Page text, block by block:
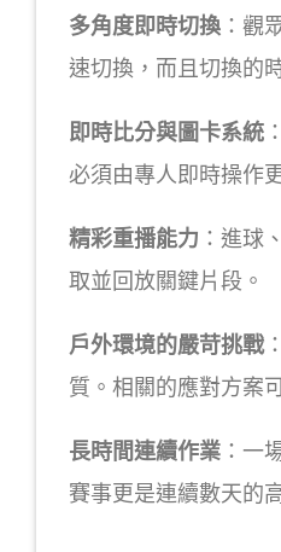
多角度即時切換 ：觀
速切換，而且切換的
即時比分與圖卡系統
必須由專人即時操作
精彩重播能力 ：進球
取並回放關鍵片段。
戶外環境的嚴苛挑戰
質。相關的應對方案
長時間連續作業 ：一
賽事更是連續數天的